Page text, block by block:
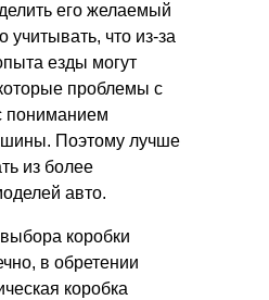
его желаемый
учитывать, что из-за
езды могут
проблемы с
пониманием
Поэтому лучше
из более
авто.
коробки
в обретении
коробка